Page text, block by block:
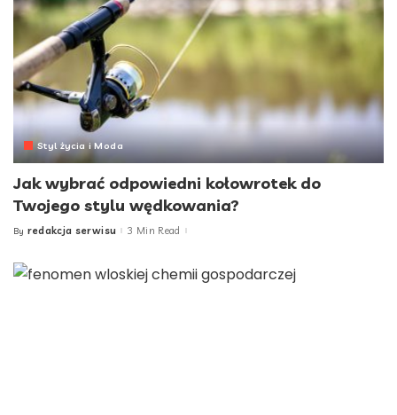
Styl życia i Moda
Jak wybrać odpowiedni kołowrotek do
Twojego stylu wędkowania?
Posted
By redakcja serwisu 3 Min Read